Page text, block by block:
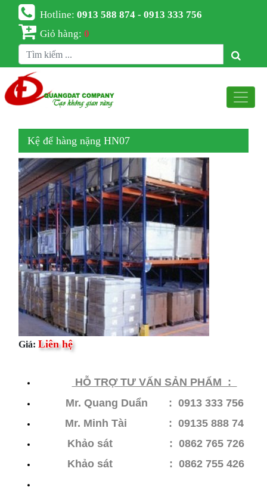
Hotline:0913 588 874 - 0913 333 756
Giỏ hàng:0
Kệ để hàng nặng HN07
Giá: Liên hệ
HỖ​ TRỢ TƯ VẤN SẢN PHẨM :
Mr. Quang Duẩn : 0913 333 756
Mr. Minh Tài : 09135 888 74
Khảo sát : 0862 765 726
Khảo sát
: 0862 755 426